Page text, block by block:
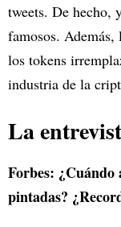
tweets. De hecho,
famosos.
los tokens
industria de la
La
Forbes:
pintadas?